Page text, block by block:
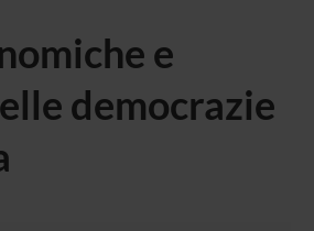
e
democrazie